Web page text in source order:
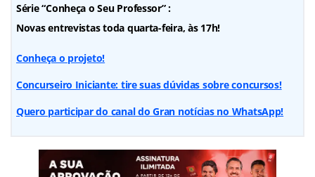
Série “Conheça o Seu Professor” :
Novas entrevistas toda quarta-feira, às 17h!
Conheça o projeto!
Concurseiro Iniciante: tire suas dúvidas sobre concursos!
Quero participar do canal do Gran notícias no WhatsApp!